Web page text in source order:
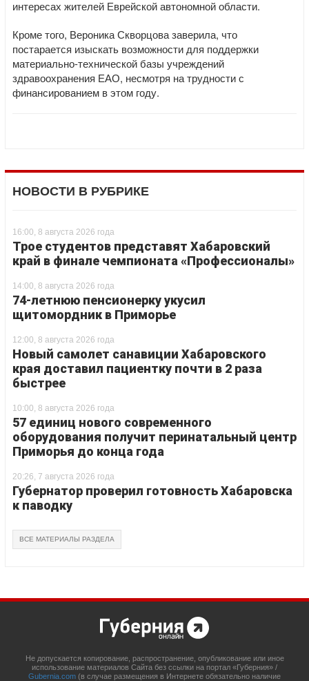
интересах жителей Еврейской автономной области.
Кроме того, Вероника Скворцова заверила, что
постарается изыскать возможности для поддержки
материально-технической базы учреждений
здравоохранения ЕАО, несмотря на трудности с
финансированием в этом году.
НОВОСТИ В РУБРИКЕ
16:00, 8 августа 2026 года
Трое студентов представят Хабаровский
край в финале чемпионата «Профессионалы»
14:00, 8 августа 2026 года
74-летнюю пенсионерку укусил
щитомордник в Приморье
12:00, 8 августа 2026 года
Новый самолет санавиции Хабаровского
края доставил пациентку почти в 2 раза
быстрее
10:00, 8 августа 2026 года
57 единиц нового современного
оборудования получит перинатальный центр
Приморья до конца года
20:26, 7 августа 2026 года
Губернатор проверил готовность Хабаровска
к паводку
ВСЕ МАТЕРИАЛЫ РАЗДЕЛА
Не допускается копирование, распространение, опубликование или иное
использование материалов Сайта без ссылки на портал «Губерния» /
Gubernia.com (в случае размещения в Интернете обязательно наличие